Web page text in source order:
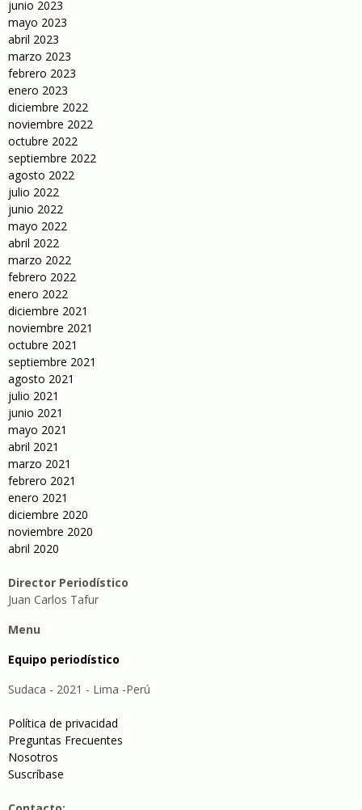
junio 2023
mayo 2023
abril 2023
marzo 2023
febrero 2023
enero 2023
diciembre 2022
noviembre 2022
octubre 2022
septiembre 2022
agosto 2022
julio 2022
junio 2022
mayo 2022
abril 2022
marzo 2022
febrero 2022
enero 2022
diciembre 2021
noviembre 2021
octubre 2021
septiembre 2021
agosto 2021
julio 2021
junio 2021
mayo 2021
abril 2021
marzo 2021
febrero 2021
enero 2021
diciembre 2020
noviembre 2020
abril 2020
Director Periodístico
Juan Carlos Tafur
Menu
Equipo periodístico
Sudaca - 2021 - Lima -Perú
Política de privacidad
Preguntas Frecuentes
Nosotros
Suscríbase